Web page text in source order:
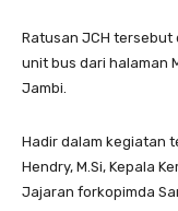
Ratusan JCH tersebut
unit bus dari halaman
Jambi.
Hadir dalam kegiatan
Hendry, M.Si, Kepala
Jajaran forkopimda